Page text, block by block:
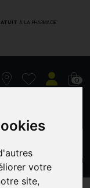
votre
site,
À LA PHARMACIE*
0
PROMOS